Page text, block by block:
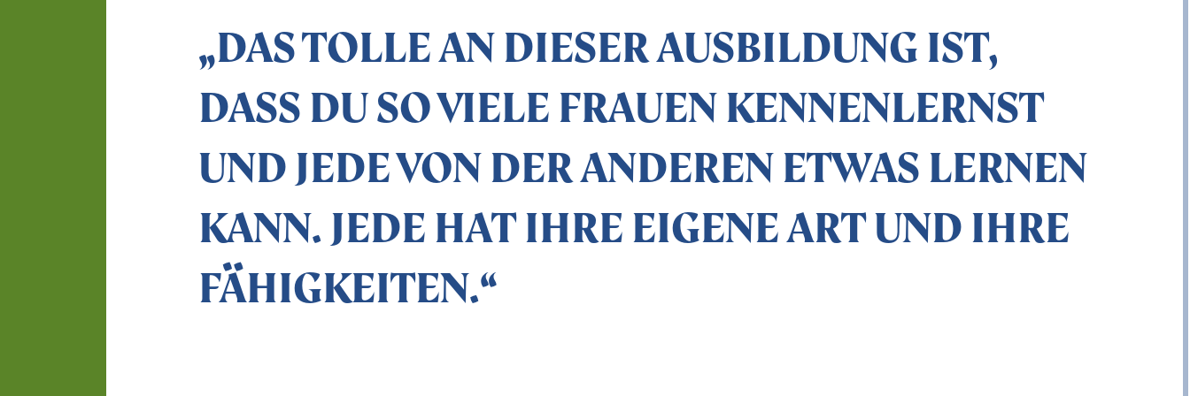
„DAS TOLLE AN DIESER AUSBILDUNG IST,
DASS DU SO VIELE FRAUEN KENNENLERNST
UND JEDE VON DER ANDEREN ETWAS LERNEN
KANN. JEDE HAT IHRE EIGENE ART UND IHRE
FÄHIGKEITEN.“